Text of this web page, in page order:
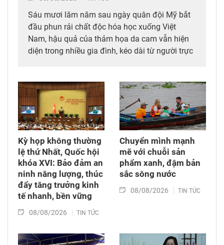
Sáu mươi lăm năm sau ngày quân đội Mỹ bắt
đầu phun rải chất độc hóa học xuống Việt
Nam, hậu quả của thảm họa da cam vẫn hiện
diện trong nhiều gia đình, kéo dài từ người trực
diễn ra tại các tòa án quốc tế mà còn cần được
tiếp tục bằng những chính sách đủ đầy hơn, để
những người sinh ra trong hòa bình không bị
bỏ lại với hậu quả của cuộc chiến mình chưa
từng trải qua.
Kỳ họp không thường
lệ thứ Nhất, Quốc hội
khóa XVI: Bảo đảm an
ninh năng lượng, thúc
đẩy tăng trưởng kinh
tế nhanh, bền vững
08/08/2026 TIN TỨC
Chuyển mình mạnh
mẽ với chuỗi sản
phẩm xanh, đậm bản
sắc sông nước
08/08/2026 TIN TỨC